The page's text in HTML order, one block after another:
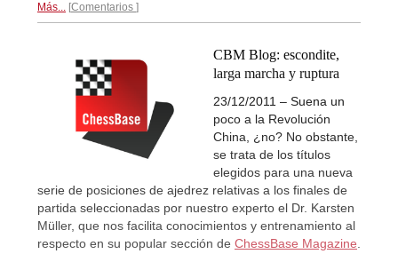
Más... Comentarios
CBM Blog: escondite,
larga marcha y ruptura
23/12/2011 – Suena un
poco a la Revolución
China, ¿no? No obstante,
se trata de los títulos
elegidos para una nueva
serie de posiciones de ajedrez relativas a los finales de
partida seleccionadas por nuestro experto el Dr. Karsten
Müller, que nos facilita conocimientos y entrenamiento al
respecto en su popular sección de ChessBase Magazine